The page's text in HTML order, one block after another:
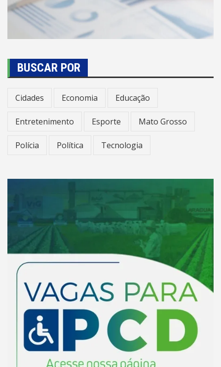
BUSCAR POR
Cidades Economia Educação
Entretenimento Esporte Mato Grosso
Polícia Política Tecnologia